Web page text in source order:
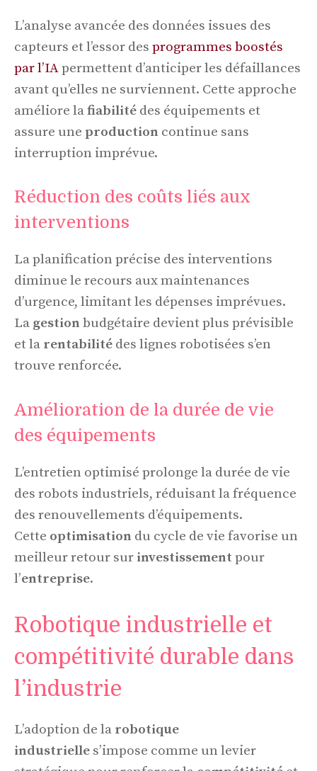
L’analyse avancée des données issues des
capteurs et l’essor des programmes boostés
par l’IApermettent d’anticiper les défaillances
avant qu’elles ne surviennent. Cette approche
améliore lafiabilité des équipements et
assure une production continue sans
interruption imprévue.
Réduction des coûts liés aux
interventions
La planification précise des interventions
diminue le recours aux maintenances
d’urgence, limitant les dépenses imprévues.
La gestion budgétaire devient plus prévisible
et la rentabilité des lignes robotisées s’en
trouve renforcée.
Amélioration de la durée de vie
des équipements
L’entretien optimisé prolonge la durée de vie
des robots industriels, réduisant la fréquence
des renouvellements d’équipements.
Cette optimisation du cycle de vie favorise un
meilleur retour sur investissement pour
l’entreprise.
Robotique industrielle et
compétitivité durable dans
l’industrie
L’adoption de la robotique
industrielle s’impose comme un levier